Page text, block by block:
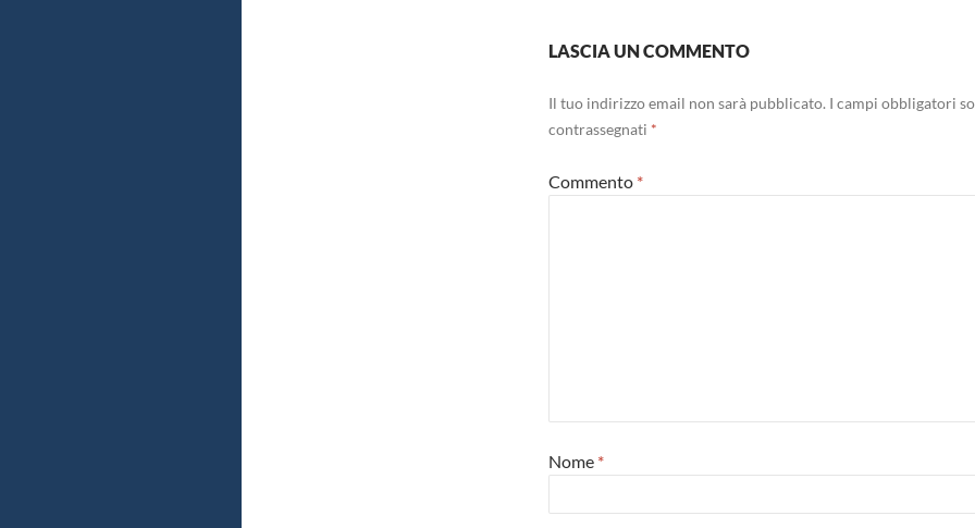
LASCIA UN COMMENTO
Il tuo indirizzo email non sarà pubblicato. I campi obbligatori
contrassegnati *
Commento *
Nome *